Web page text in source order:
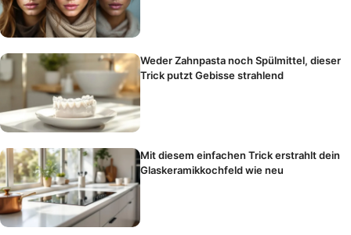
Weder Zahnpasta noch Spülmittel, dieser
Trick putzt Gebisse strahlend
Mit diesem einfachen Trick erstrahlt dein
Glaskeramikkochfeld wie neu